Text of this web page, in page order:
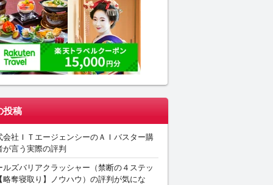
投稿
会社ＩＴエージェンシーのＡＩバスター購
が言う実際の評判
ルズバリアクラッシャー（禁断の４ステッ
略奪寝取り】ノウハウ）の評判が気にな